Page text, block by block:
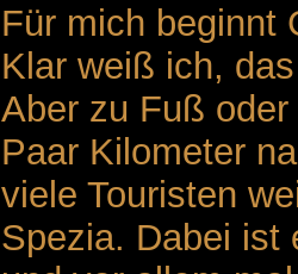
Für mich beginnt
Klar weiß ich,
Aber zu Fuß
Paar Kilometer
viele Touristen
Spezia. Dabei ist